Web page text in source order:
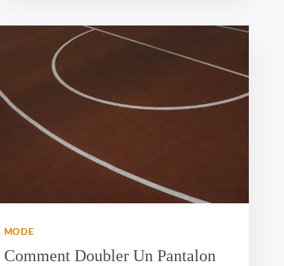
MODE
Comment Doubler Un Pantalon